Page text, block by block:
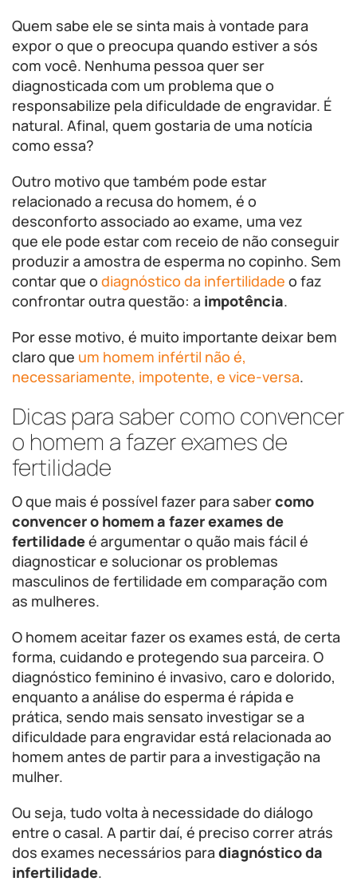
Quem sabe ele se sinta mais à vontade para
expor o que o preocupa quando estiver a sós
com você. Nenhuma pessoa quer ser
diagnosticada com um problema que o
responsabilize pela dificuldade de engravidar. É
natural. Afinal, quem gostaria de uma notícia
como essa?
Outro motivo que também pode estar
relacionado a recusa do homem, é o
desconforto associado ao exame, uma vez
que ele pode estar com receio de não conseguir
produzir a amostra de esperma no copinho. Sem
contar que o diagnóstico da infertilidade o faz
confrontar outra questão: a impotência.
Por esse motivo, é muito importante deixar bem
claro que um homem infértil não é,
necessariamente, impotente, e vice-versa.
Dicas para saber como convencer
o homem a fazer exames de
fertilidade
O que mais é possível fazer para sabercomo
convencer o homem a fazer exames de
fertilidadeé argumentar o quão mais fácil é
diagnosticar e solucionar os problemas
masculinos de fertilidade em comparação com
as mulheres.
O homem aceitar fazer os exames está, de certa
forma, cuidando e protegendo sua parceira. O
diagnóstico feminino é invasivo, caro e dolorido,
enquanto a análise do esperma é rápida e
prática, sendo mais sensato investigar se a
dificuldade para engravidar está relacionada ao
homem antes de partir para a investigação na
mulher.
Ou seja, tudo volta à necessidade do diálogo
entre o casal. A partir daí, é preciso correr atrás
dos exames necessários para diagnóstico da
infertilidade.